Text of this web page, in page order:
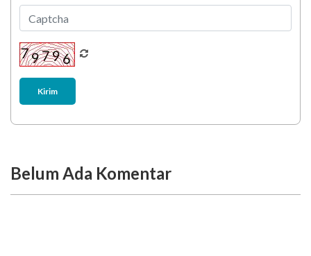
Kirim
Belum Ada Komentar